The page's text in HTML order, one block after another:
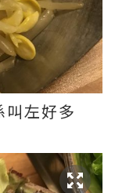
左好多